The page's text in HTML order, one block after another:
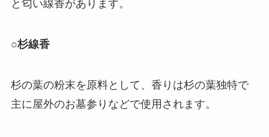
と匂い線香があります。
○杉線香
杉の葉の粉末を原料として、香りは杉の葉独特で
主に屋外のお墓参りなどで使用されます。